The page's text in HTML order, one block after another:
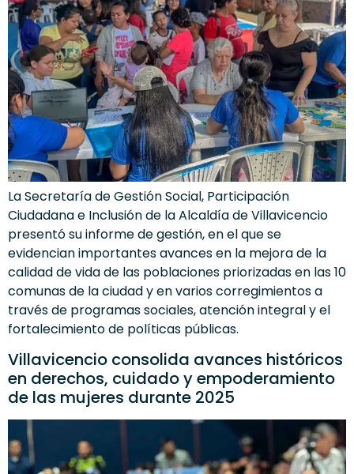
La Secretaría de Gestión Social, Participación
Ciudadana e Inclusión de la Alcaldía de Villavicencio
presentó su informe de gestión, en el que se
evidencian importantes avances en la mejora de la
calidad de vida de las poblaciones priorizadas en las 10
comunas de la ciudad y en varios corregimientos a
través de programas sociales, atención integral y el
fortalecimiento de políticas públicas.
Villavicencio consolida avances históricos
en derechos, cuidado y empoderamiento
de las mujeres durante 2025